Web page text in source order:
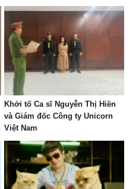
Khởi tố Ca sĩ Nguyễn Thị Hiền
và Giám đốc Công ty Unicorn
Việt Nam